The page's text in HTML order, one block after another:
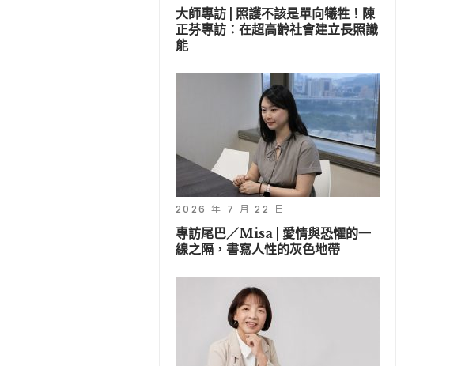
大師專訪 | 照護不該是單向犧牲！陳
正芬專訪：在超高齡社會建立長照識
能
2026 年 7 月 22 日
專訪尾巴／Misa | 愛情與恐懼的一
線之隔，書寫人性的灰色地帶